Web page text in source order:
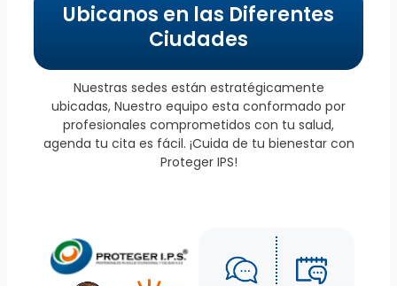
Ubicanos en las Diferentes
Ciudades
Nuestras sedes están estratégicamente
ubicadas, Nuestro equipo esta conformado por
profesionales comprometidos con tu salud,
agenda tu cita es fácil. ¡Cuida de tu bienestar con
Proteger IPS!